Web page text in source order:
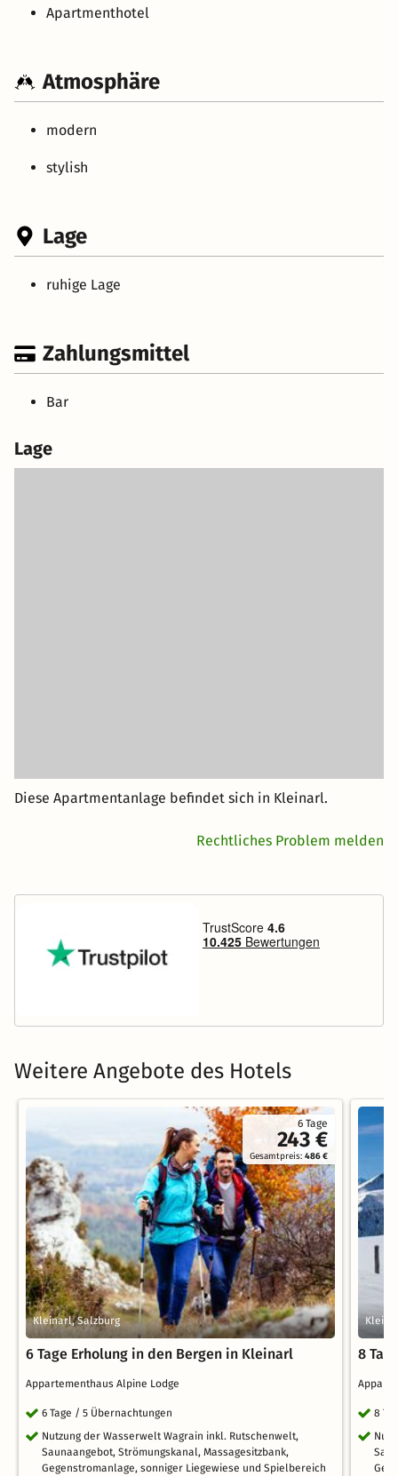
Apartmenthotel
Atmosphäre
modern
stylish
Lage
ruhige Lage
Zahlungsmittel
Bar
Lage
Diese Apartmentanlage befindet sich in Kleinarl.
Rechtliches Problem melden
Weitere Angebote des Hotels
6 Tage
243 €
Gesamtpreis:486 €
Kleinarl, Salzburg
6 Tage Erholung in den Bergen in Kleinarl
Appartementhaus Alpine Lodge
6 Tage / 5 Übernachtungen
Nutzung der Wasserwelt Wagrain inkl. Rutschenwelt,
Saunaangebot, Strömungskanal, Massagesitzbank,
Gegenstromanlage, sonniger Liegewiese und Spielbereich
8
8